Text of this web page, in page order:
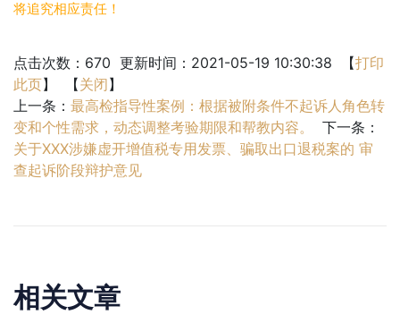
将追究相应责任！
点击次数： 670 更新时间：2021-05-19 10:30:38 【打印
此页】 【关闭】
上一条： 最高检指导性案例：根据被附条件不起诉人角色转
变和个性需求，动态调整考验期限和帮教内容。
下一条：
关于XXX涉嫌虚开增值税专用发票、骗取出口退税案的 审
查起诉阶段辩护意见
相关文章